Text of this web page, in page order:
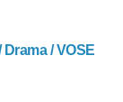
/ VOSE